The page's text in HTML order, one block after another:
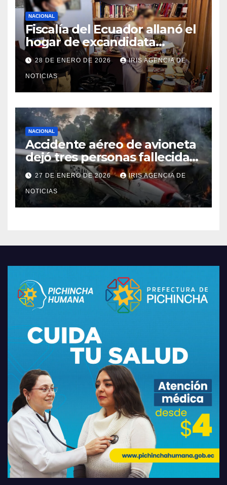
NACIONAL
Fiscalía del Ecuador allanó el
hogar de excandidata
presidencial vinculada al caso
Caja Chica
28 DE ENERO DE 2026 IRIS AGENCIA DE
NOTICIAS
NACIONAL
Accidente aéreo de avioneta
dejó tres personas fallecidas
en provincia de Morona
Santiago
27 DE ENERO DE 2026 IRIS AGENCIA DE
NOTICIAS